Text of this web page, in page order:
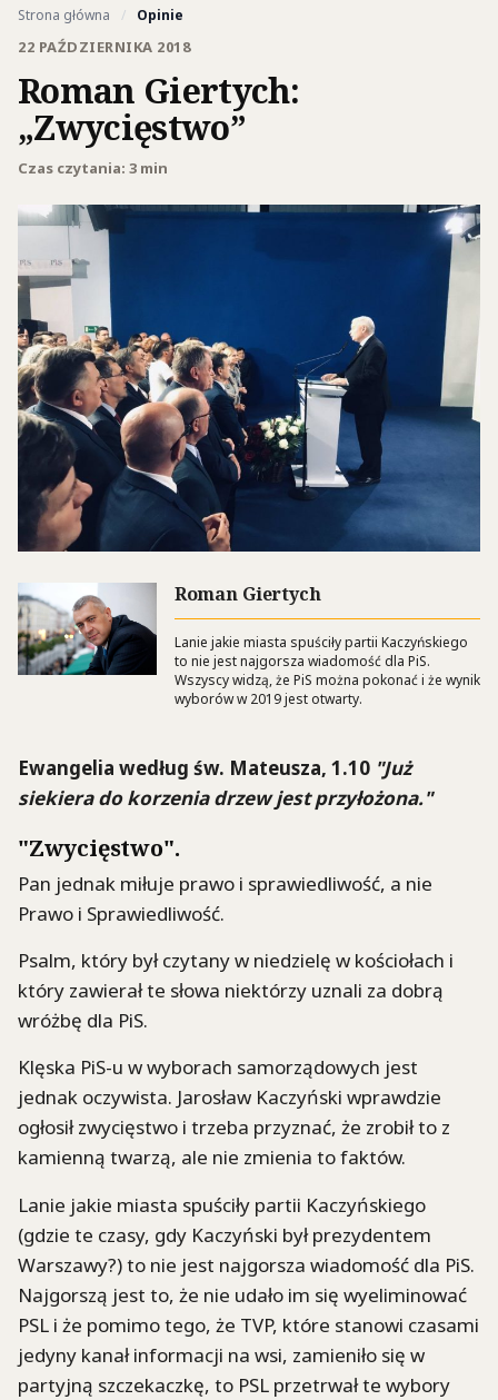
Strona główna / Opinie
22 PAŹDZIERNIKA 2018
Roman Giertych:
„Zwycięstwo”
Czas czytania: 3 min
Roman Giertych
Lanie jakie miasta spuściły partii Kaczyńskiego
to nie jest najgorsza wiadomość dla PiS.
Wszyscy widzą, że PiS można pokonać i że wynik
wyborów w 2019 jest otwarty.
Ewangelia według św. Mateusza, 1.10 "Już
siekiera do korzenia drzew jest przyłożona."
"Zwycięstwo".
Pan jednak miłuje prawo i sprawiedliwość, a nie
Prawo i Sprawiedliwość.
Psalm, który był czytany w niedzielę w kościołach i
który zawierał te słowa niektórzy uznali za dobrą
wróżbę dla PiS.
Klęska PiS-u w wyborach samorządowych jest
jednak oczywista. Jarosław Kaczyński wprawdzie
ogłosił zwycięstwo i trzeba przyznać, że zrobił to z
kamienną twarzą, ale nie zmienia to faktów.
Lanie jakie miasta spuściły partii Kaczyńskiego
(gdzie te czasy, gdy Kaczyński był prezydentem
Warszawy?) to nie jest najgorsza wiadomość dla PiS.
Najgorszą jest to, że nie udało im się wyeliminować
PSL i że pomimo tego, że TVP, które stanowi czasami
jedyny kanał informacji na wsi, zamieniło się w
partyjną szczekaczkę, to PSL przetrwał te wybory